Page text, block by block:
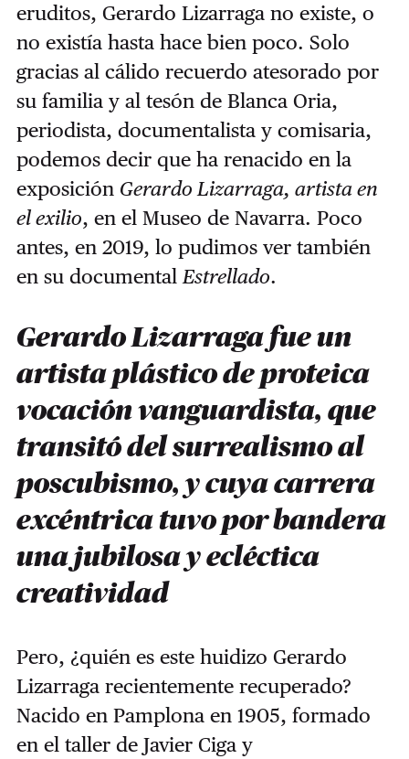
eruditos, Gerardo Lizarraga no existe, o
no existía hasta hace bien poco. Solo
gracias al cálido recuerdo atesorado por
su familia y al tesón de Blanca Oria,
periodista, documentalista y comisaria,
podemos decir que ha renacido en la
exposición Gerardo Lizarraga, artista en
el exilio, en el Museo de Navarra. Poco
antes, en 2019, lo pudimos ver también
en su documentalEstrellado.
Gerardo Lizarraga fue un
artista plástico de proteica
vocación vanguardista, que
transitó del surrealismo al
poscubismo, y cuya carrera
excéntrica tuvo por bandera
una jubilosa y ecléctica
creatividad
Pero, ¿quién es este huidizo Gerardo
Lizarraga recientemente recuperado?
Nacido en Pamplona en 1905, formado
en el taller de Javier Ciga y